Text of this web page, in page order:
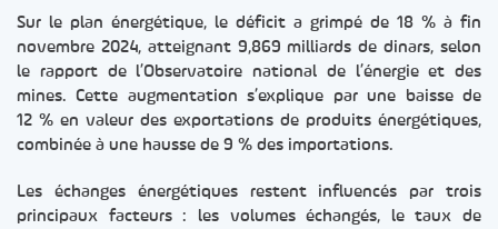
Sur le plan énergétique, le déficit a grimpé de 18 % à fin
novembre 2024, atteignant 9,869 milliards de dinars, selon
le rapport de l’Observatoire national de l’énergie et des
mines. Cette augmentation s’explique par une baisse de
12 % en valeur des exportations de produits énergétiques,
combinée à une hausse de 9 % des importations.
Les échanges énergétiques restent influencés par trois
principaux facteurs : les volumes échangés, le taux de